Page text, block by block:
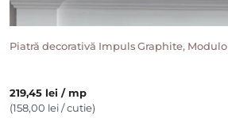
Piatră decorativă Impuls Graphite, Modulo
219,45 lei / mp
(158,00 lei / cutie)